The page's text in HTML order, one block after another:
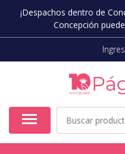
¡Despachos dentro de
Concepción